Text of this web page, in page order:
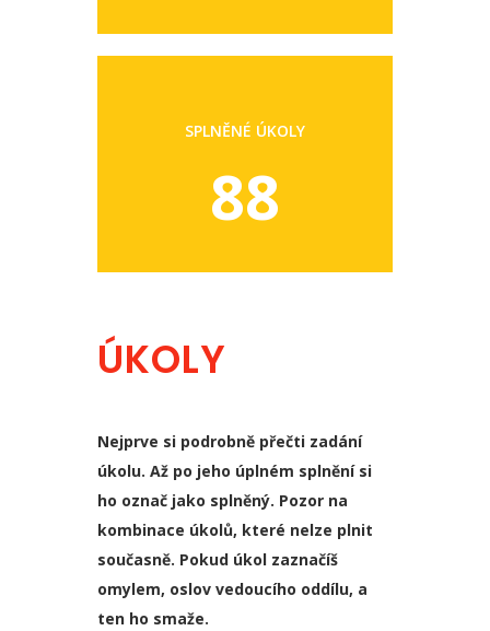
SPLNĚNÉ ÚKOLY
88
ÚKOLY
Nejprve si podrobně přečti zadání
úkolu. Až po jeho úplném splnění si
ho označ jako splněný. Pozor na
kombinace úkolů, které nelze plnit
současně. Pokud úkol zaznačíš
omylem, oslov vedoucího oddílu, a
ten ho smaže.